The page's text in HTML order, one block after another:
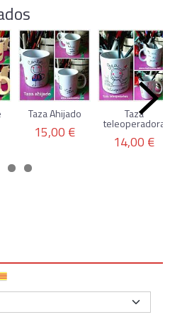
Taza Ahijado
15,00 €
Taza
teleoperadora
14,00 €